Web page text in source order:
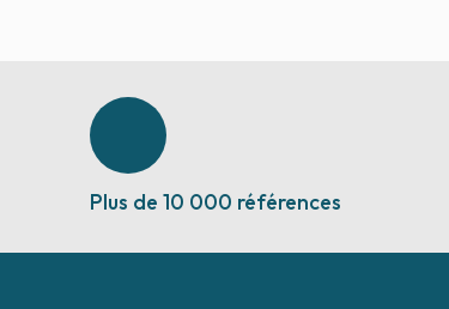
Plus de 10 000 références